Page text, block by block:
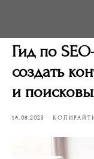
Гид по
создать
и
16.05.2023